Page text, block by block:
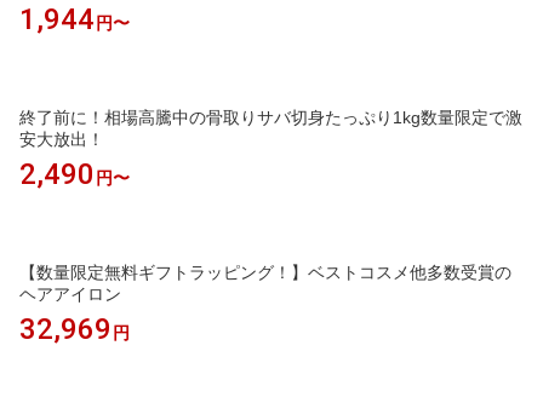
1,944 円〜
終了前に！相場高騰中の骨取りサバ切身たっぷり1kg数量限定で激
安大放出！
2,490 円〜
【数量限定無料ギフトラッピング！】ベストコスメ他多数受賞の
ヘアアイロン
32,969 円